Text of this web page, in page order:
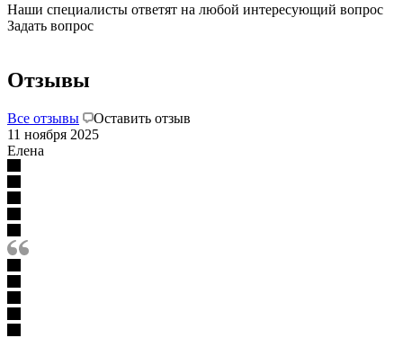
Наши специалисты ответят на любой интересующий вопрос
Задать вопрос
Отзывы
Все отзывы
Оставить отзыв
11 ноября 2025
Елена